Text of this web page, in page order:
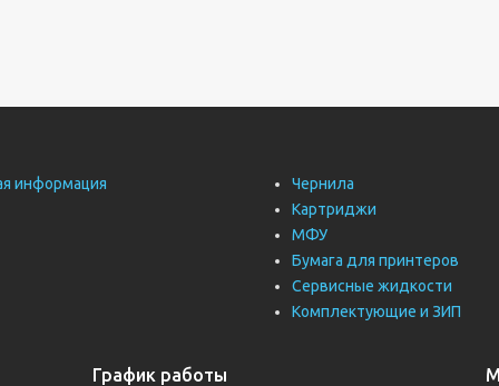
информация
Чернила
Картриджи
МФУ
Бумага для принтеров
Сервисные жидкости
Комплектующие и ЗИП
График работы